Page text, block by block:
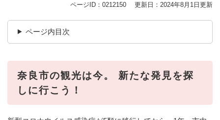
ページID：0212150 更新日：2024年8月1日更新
ページ内目次
奈良市の観光は今。 新たな発見を探
しに行こう！